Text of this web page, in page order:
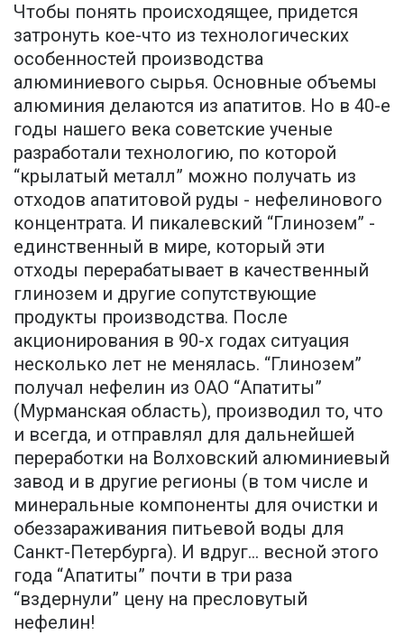
Чтобы понять происходящее, придется
затронуть кое-что из технологических
особенностей производства
алюминиевого сырья. Основные объемы
алюминия делаются из апатитов. Но в 40-е
годы нашего века советские ученые
разработали технологию, по которой
“крылатый металл” можно получать из
отходов апатитовой руды - нефелинового
концентрата. И пикалевский “Глинозем” -
единственный в мире, который эти
отходы перерабатывает в качественный
глинозем и другие сопутствующие
продукты производства. После
акционирования в 90-х годах ситуация
несколько лет не менялась. “Глинозем”
получал нефелин из ОАО “Апатиты”
(Мурманская область), производил то, что
и всегда, и отправлял для дальнейшей
переработки на Волховский алюминиевый
завод и в другие регионы (в том числе и
минеральные компоненты для очистки и
обеззараживания питьевой воды для
Санкт-Петербурга). И вдруг... весной этого
года “Апатиты” почти в три раза
“вздернули” цену на пресловутый
нефелин!